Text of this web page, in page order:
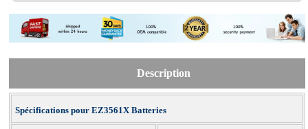
Description
Spécifications pour EZ3561X Batteries